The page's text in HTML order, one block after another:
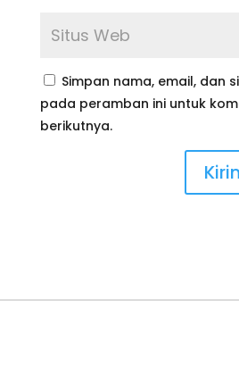
Simpan nama, email, dan
pada peramban ini untuk
berikutnya.